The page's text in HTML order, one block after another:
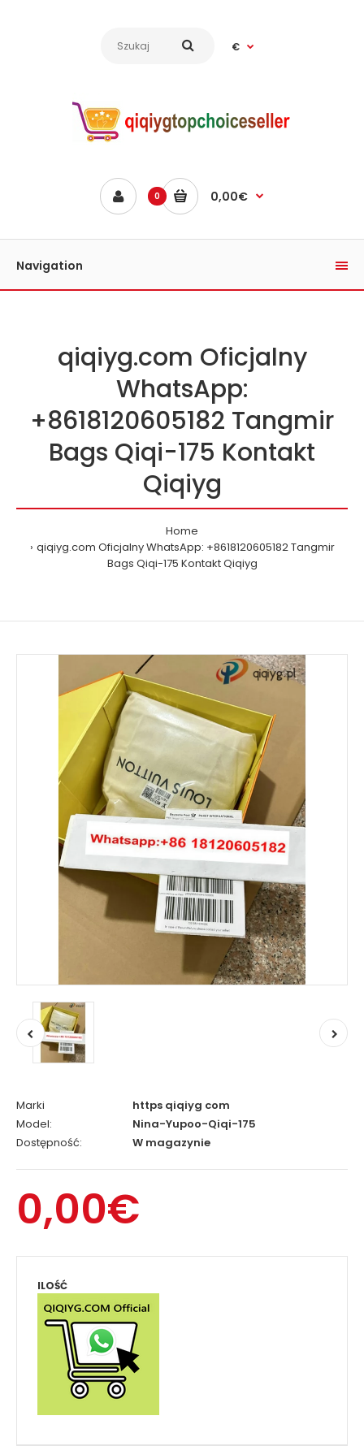
€
0 0,00€
Navigation
qiqiyg.com Oficjalny
WhatsApp:
+8618120605182 Tangmir
Bags Qiqi-175 Kontakt
Qiqiyg
Home
qiqiyg.com Oficjalny WhatsApp: +8618120605182 Tangmir
Bags Qiqi-175 Kontakt Qiqiyg
Marki
https qiqiyg com
Model:
Nina-Yupoo-Qiqi-175
Dostępność:
W magazynie
0,00€
ILOŚĆ